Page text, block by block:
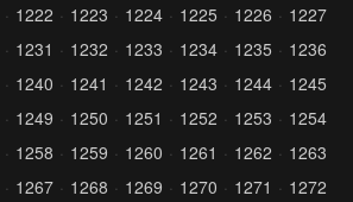
1222 1223 1224 1225 1226
1227
1231 1232 1233 1234 1235
1236
1240 1241 1242 1243 1244
1245
1249 1250 1251 1252 1253
1254
1258 1259 1260 1261 1262
1263
1267 1268 1269 1270 1271
1272